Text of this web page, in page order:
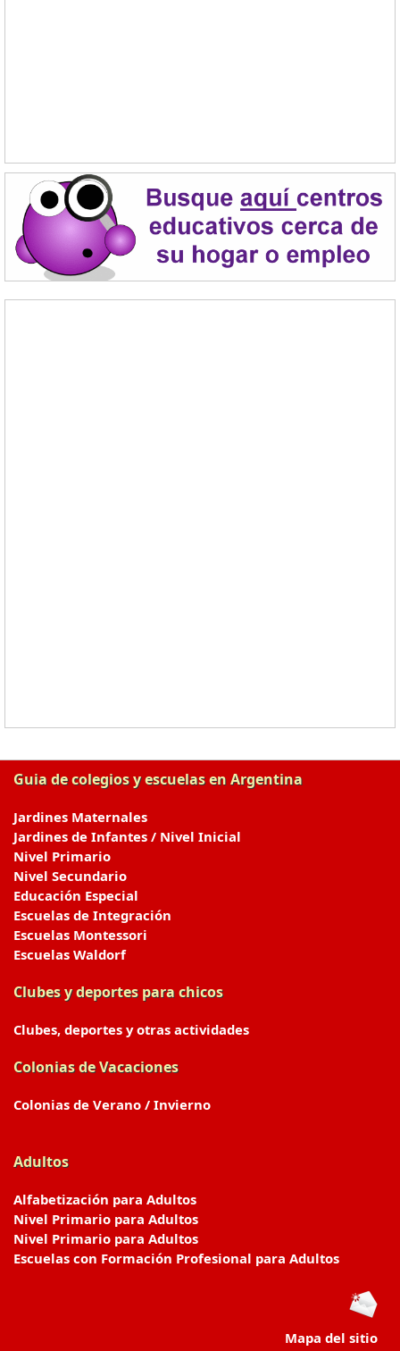
Guia de colegios y escuelas en Argentina
Jardines Maternales
Jardines de Infantes / Nivel Inicial
Nivel Primario
Nivel Secundario
Educación Especial
Escuelas de Integración
Escuelas Montessori
Escuelas Waldorf
Clubes y deportes para chicos
Clubes, deportes y otras actividades
Colonias de Vacaciones
Colonias de Verano / Invierno
Adultos
Alfabetización para Adultos
Nivel Primario para Adultos
Nivel Primario para Adultos
Escuelas con Formación Profesional para Adultos
Mapa del sitio